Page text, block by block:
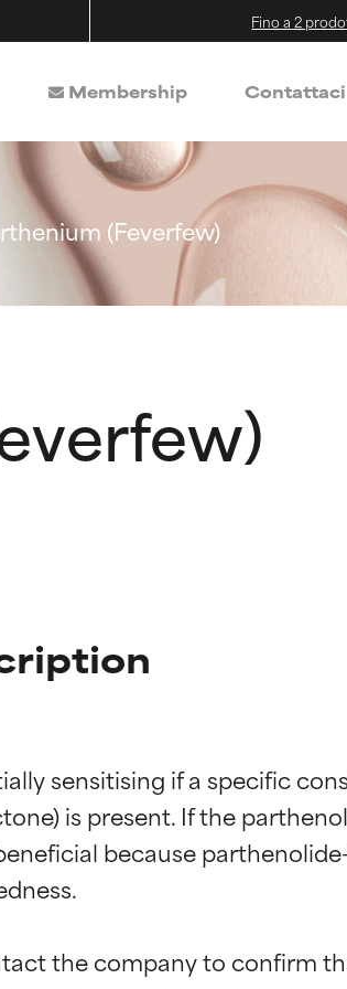
Fino a 2
Membership Contattaci
(Feverfew)
sensitising if a specific
is present. If the
because
the company to confirm